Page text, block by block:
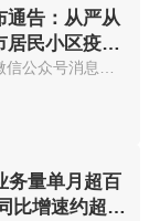
通告：从严从
居民小区疫情
务量单月超百
比增速约超